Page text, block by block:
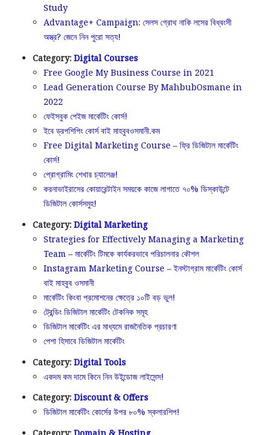
Study
Advantage+ Campaign: সেলস গ্রোথ নাকি লসের বিধ্বংসী
অস্ত্র? জেনে নিন পুরো সত্য!
Category: Digital Courses
Free Google My Business Course in 2021
Lead Generation Course By MahbubOsmane in
2022
ফেইসবুক পেইজ মার্কেটিং কোর্স!
ইবে ড্রপশিপিং কোর্স বাই মাহবুবওসমানী.কম
Free Digital Marketing Course – ফ্রি ডিজিটাল মার্কেটিং
কোর্স!
প্রোগ্রামিং শেখার চ্যালেঞ্জ!
করনাভাইরাসের কোয়ারেন্টাইন সময়কে কাজে লাগাতে ৭০% ডিস্কাউন্টে
ডিজিটাল কোর্সসমুহ!
Category: Digital Marketing
Strategies for Effectively Managing a Marketing
Team – মার্কেটিং টিমকে কার্যকরভাবে পরিচালনার কৌশল
Instagram Marketing Course – ইনস্টাগ্রাম মার্কেটিং কোর্স
বাই মাহবুব ওসমানী
মার্কেটিং কিংবা প্রমোশনের ক্ষেত্রে ১০টি বড় ভুল!
ট্রেন্ডিং ডিজিটাল মার্কেটিং টেকনিক সমূহ
ডিজিটাল মার্কেটিং এর মাধ্যমে রাজনৈতিক প্রচারণা
পেশা হিসাবে ডিজিটাল মার্কেটিং
Category: Digital Tools
একদম কম দামে কিনে নিন উইন্ডোজ লাইসেন্স!
Category: Discount & Offers
ডিজিটাল মার্কেটিং কোর্সের উপর ৮০% স্কলারশিপ!